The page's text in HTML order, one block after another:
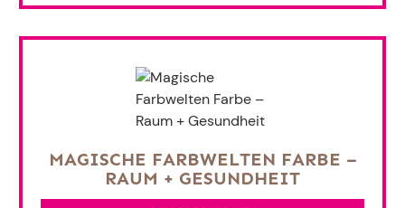
MAGISCHE FARBWELTEN FARBE –
RAUM + GESUNDHEIT